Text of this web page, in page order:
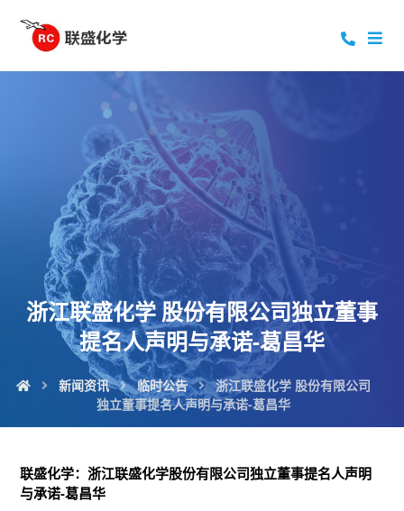
浙江联盛化学 股份有限公司独立董事
提名人声明与承诺-葛昌华
新闻资讯 临时公告
浙江联盛化学 股份有限公司
独立董事提名人声明与承诺-葛昌华
联盛化学：浙江联盛化学股份有限公司独立董事提名人声明
与承诺-葛昌华